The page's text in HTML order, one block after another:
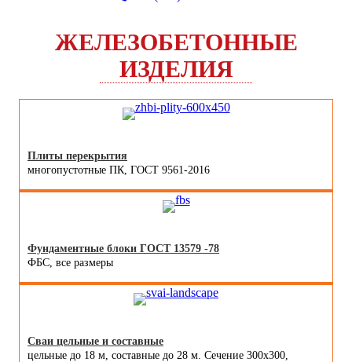
ЖЕЛЕЗОБЕТОННЫЕ
ИЗДЕЛИЯ
Плиты перекрытия
многопустотные ПК, ГОСТ 9561-2016
Фундаментные блоки ГОСТ 13579 -78
ФБС, все размеры
Сваи цельные и составные
цельные до 18 м, составные до 28 м. Сечение 300x300,